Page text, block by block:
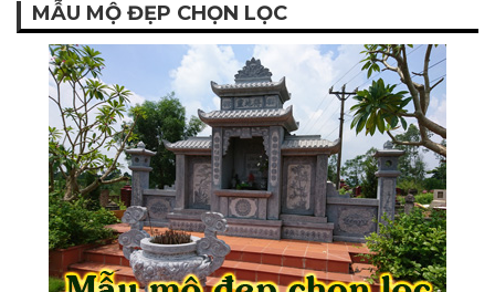
MẪU MỘ ĐẸP CHỌN LỌC